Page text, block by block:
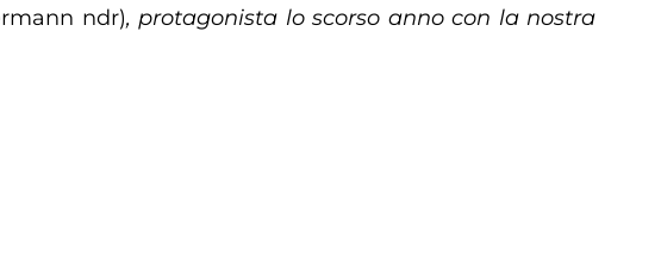
ndr), protagonista lo scorso anno con la nostra